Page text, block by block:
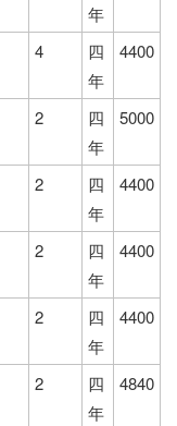
年
4
四
年
4400
2
四
年
5000
2
四
年
4400
2
四
年
4400
2
四
年
4400
2
四
年
4840